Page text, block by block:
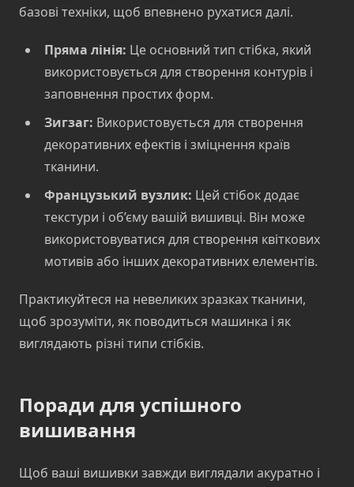
базові техніки, щоб впевнено рухатися далі.
Пряма лінія: Це основний тип стібка, який
використовується для створення контурів і
заповнення простих форм.
Зигзаг: Використовується для створення
декоративних ефектів і зміцнення країв
тканини.
Французький вузлик: Цей стібок додає
текстури і об’єму вашій вишивці. Він може
використовуватися для створення квіткових
мотивів або інших декоративних елементів.
Практикуйтеся на невеликих зразках тканини,
щоб зрозуміти, як поводиться машинка і як
виглядають різні типи стібків.
Поради для успішного
вишивання
Щоб ваші вишивки завжди виглядали акуратно і